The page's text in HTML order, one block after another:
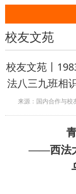
校友文苑
校友文苑丨
法八三九班相
来源：国内合作与校
——西法